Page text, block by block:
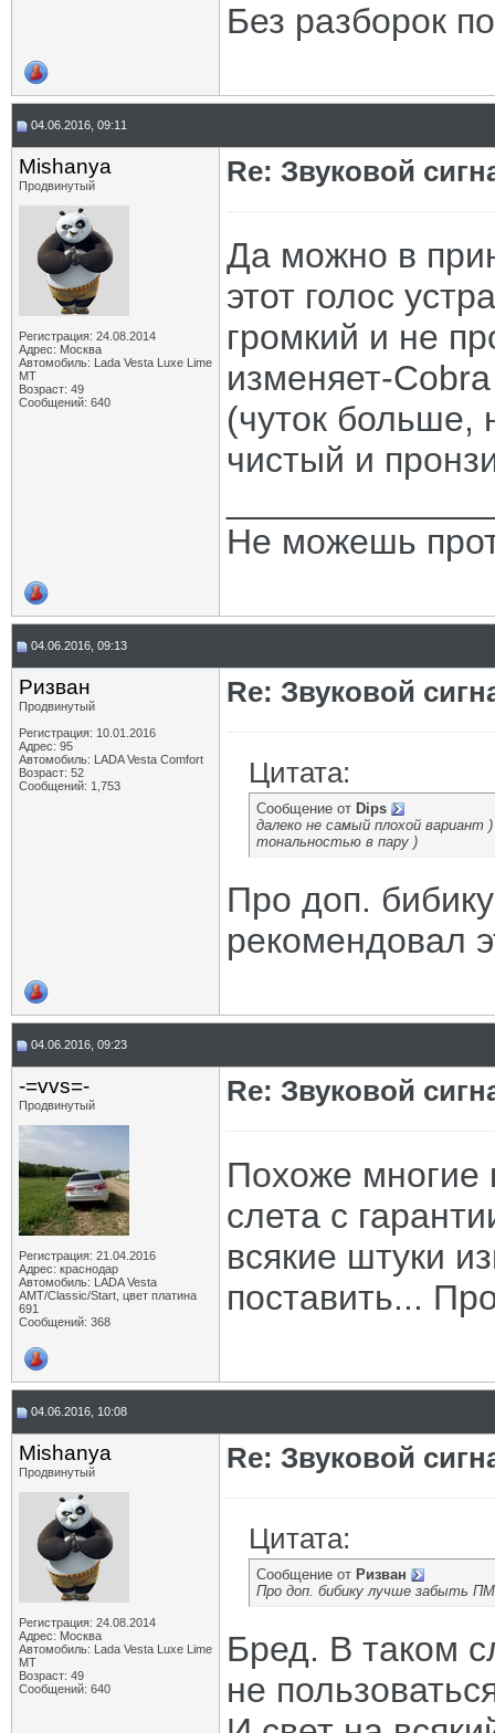
Без разборок
04.06.2016, 09:11
Mishanya
Продвинутый
Регистрация: 24.08.2014
Адрес: Москва
Автомобиль: Lada Vesta Luxe Lime
MT
Возраст: 49
Сообщений: 640
Re: Звуковой
Да можно в
этот голос
громкий и не
изменяет-
(чуток больше,
чистый и
Не можешь
04.06.2016, 09:13
Ризван
Продвинутый
Регистрация: 10.01.2016
Адрес: 95
Автомобиль: LADA Vesta Сomfort
Возраст: 52
Сообщений: 1,753
Re: Звуковой
Цитата:
Сообщение от Dips
далеко не самый плохой
тональностью в пару )
Про доп.
рекомендовал
04.06.2016, 09:23
-=vvs=-
Продвинутый
Регистрация: 21.04.2016
Адрес: краснодар
Автомобиль: LADA Vesta
АМТ/Classic/Start, цвет платина
691
Сообщений: 368
Re: Звуковой
Похоже многие
слета с
всякие штуки
поставить...
04.06.2016, 10:08
Mishanya
Продвинутый
Регистрация: 24.08.2014
Адрес: Москва
Автомобиль: Lada Vesta Luxe Lime
MT
Возраст: 49
Сообщений: 640
Re: Звуковой
Цитата:
Сообщение от Ризван
Про доп. бибику лучше забыть
Бред. В таком
не